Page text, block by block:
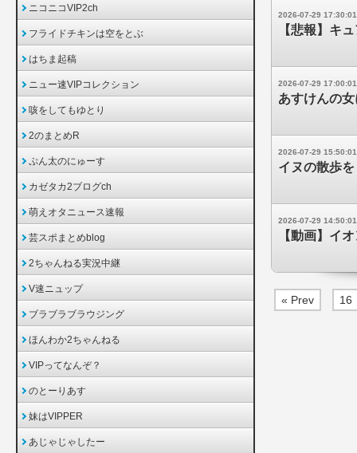
2026-07-29 17:30:01
【悲報】キ
2026-07-29 17:00:01
あすけんの
2026-07-29 15:50:01
イヌの散歩
2026-07-29 14:50:01
【動画】イ
« Prev 16
ニコニコVIP2ch
フライドチキンは空をとぶ
はちま起稿
ニュー速VIPコレクション
咳をしてもゆとり
2のまとめR
ぷん太のにゅーす
カゼタカ2ブログch
萌えオタニュース速報
芸スポまとめblog
2ちゃんねる実況中継
V速ニュップ
ブラブラブラウジング
ほんわか2ちゃんねる
VIPってなんぞ？
のとーりあす
妹はVIPPER
あじゃじゃしたー